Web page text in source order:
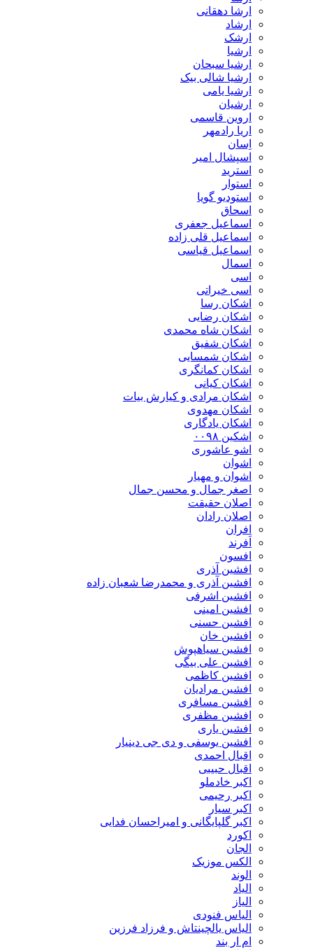
ارشا دهقانی
ارشاد
ارشک
ارشیا
ارشیا سبحان
ارشیا شالی بیک
ارشیا یامی
ارشیان
اروین قاسمی
اریا رادمهر
اِسان
اسپشال امیر
استرید
استوار
استودیو گویا
اسحاق
اسماعیل جعفری
اسماعیل قلی زاده
اسماعیل قیاسی
اسمال
اسی
اسی خیراتی
اشکان رسا
اشکان رضایی
اشکان شاه محمدی
اشکان شفیق
اشکان شمسایی
اشکان‌ کمانگری
اشکان کیانی
اشکان مرادی و کیارش بیات
اشکان مهدوی
اشکان یادگاری
اشکین ۰۰۹۸
اشو عاشوری
اشوان
اشوان و مهیار
اصغر جمال و محسن جمال
اصلان حقیقت
اصلان رادان
افران
اَفرند
افسون
افشین آذری
افشین آذری و محمدرضا شعبان زاده
افشین اشرفی
افشین امینی
افشین حسنی
افشین خان
افشین سیاهپوش
افشین علی بیگی
افشین کاظمی
افشین مرادیان
افشین مسافری
افشین مظفری
افشین یاری
افشین یوسفی و دی جی دینیار
اقبال احمدی
اقبال حبیبی
اکبر خادملو
اکبر رحیمی
اکبر سیار
اکبر گلپایگانی و امیراحسان فدایی
اکورد
الجان
الکس موزیک
الوند
الیاد
الیاز
الیاس فنودی
الیاس یالچینتاش و فرزاد فرزین
ام‌ ار بند